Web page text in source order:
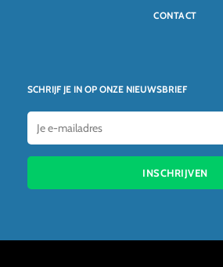
SCHRIJF JE IN OP ONZE NIEUWSBRIEF
INSCHRIJVEN
CONTACT